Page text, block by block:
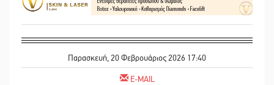
Παρασκευή, 20 Φεβρουάριος 2026 17:40
E-MAIL